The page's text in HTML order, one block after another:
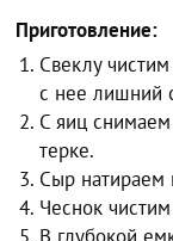
Приготовление:
Свеклу
с нее лишний
С яиц
терке.
Сыр натираем
Чеснок